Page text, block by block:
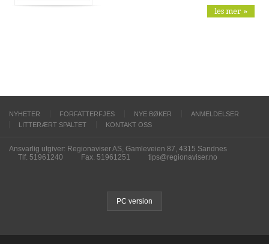
les mer »
NYHETER FORFATTERFJES NYE BØKER
ANMELDELSER
LITTERÆRT SPALTET
KONTAKT OSS
Ansvarlig utgiver: Regionaviser AS, Gamleveien 87, 4315 Sandnes
Tlf. 51961240
Fax. 51961251 tips@regionaviser.no
PC version